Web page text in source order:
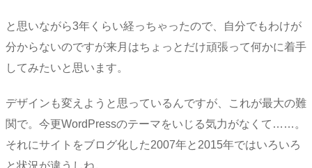
と思いながら3年くらい経っちゃったので、自分でもわけが
分からないのですが来月はちょっとだけ頑張って何かに着手
してみたいと思います。
デザインも変えようと思っているんですが、これが最大の難
関で。今更WordPressのテーマをいじる気力がなくて……。
それにサイトをブログ化した2007年と2015年ではいろいろ
と状況が違うしね。